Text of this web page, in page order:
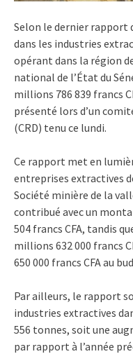
Selon le dernier rapport
dans les industries
opérant dans la région
national de l’État du
millions 786 839 francs
présenté lors d’un
(CRD) tenu ce lundi.
Ce rapport met en
entreprises extractives
Société minière de la
contribué avec un
504 francs CFA, tandis
millions 632 000 francs
650 000 francs CFA au
Par ailleurs, le rapport
industries extractives
556 tonnes, soit une
par rapport à l’année